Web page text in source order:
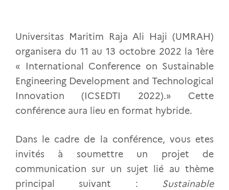
Universitas Maritim Raja Ali Haji (UMRAH)
organisera du 11 au 13 octobre 2022 la 1ère
« International Conference on Sustainable
Engineering Development and Technological
Innovation (ICSEDTI 2022).» Cette
conférence aura lieu en format hybride.
Dans le cadre de la conférence, vous etes
invités à soumettre un projet de
communication sur un sujet lié au thème
principal suivant : Sustainable